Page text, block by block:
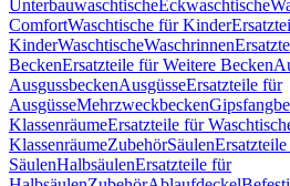
UnterbauwaschtischeEckwaschtische
ComfortWaschtische für Kinder
KinderWaschtischeWaschrinnen
BeckenErsatzteile für Weitere Becken
AusgussbeckenAusgüsseErsatzteile für
AusgüsseMehrzweckbecken
KlassenräumeErsatzteile für
KlassenräumeZubehörSäulen
SäulenHalbsäulenErsatzteile für